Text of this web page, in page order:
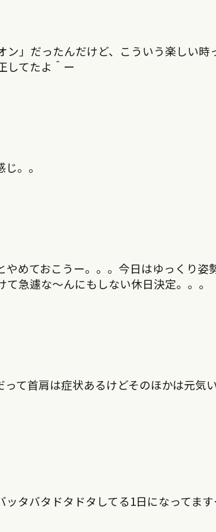
」だったんだけど、こういう楽しい時
してたよ＾ー
。。
めておこうー。。。今日はゆっくり姿
急遽な〜んにもしない休日決定。。。
て首肩は症状あるけどそのほかは元気
タバタドタドタしてる1日になってま